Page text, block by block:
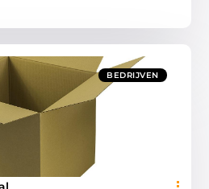
BEDRIJVEN